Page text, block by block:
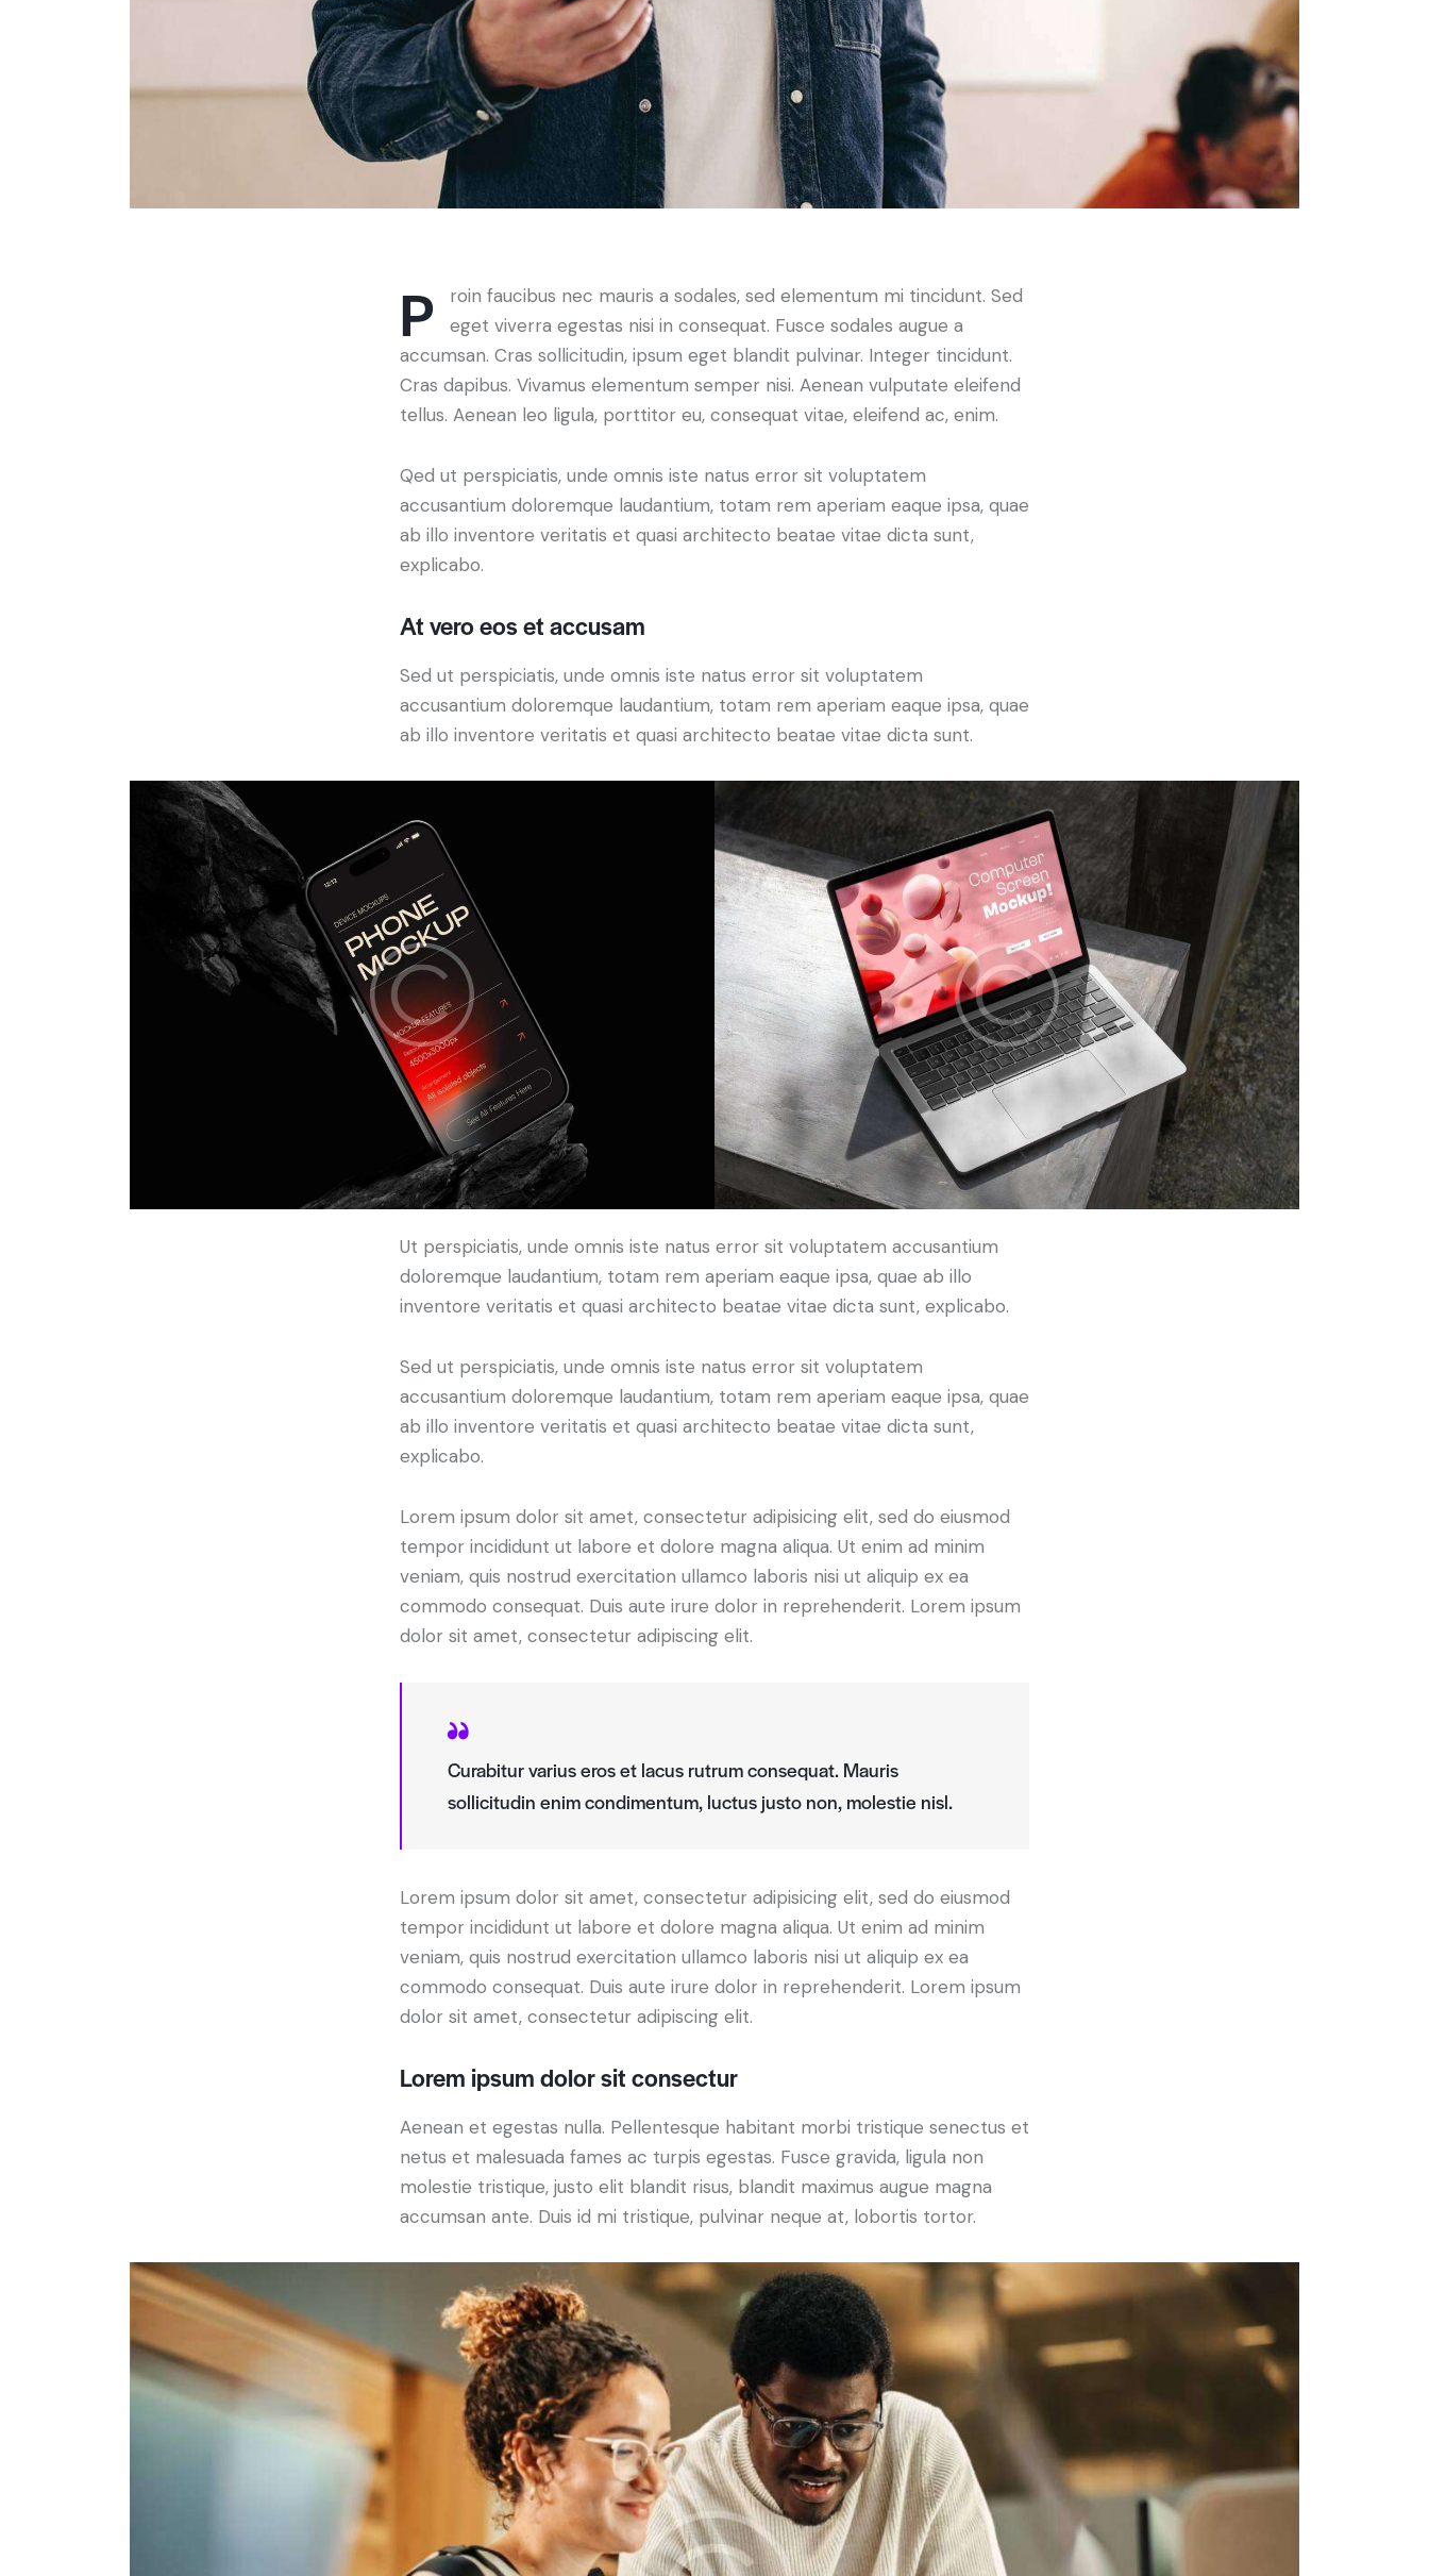
P
roin faucibus nec mauris a sodales, sed elementum mi tincidunt. Sed
eget viverra egestas nisi in consequat. Fusce sodales augue a
accumsan. Cras sollicitudin, ipsum eget blandit pulvinar. Integer tincidunt.
Cras dapibus. Vivamus elementum semper nisi. Aenean vulputate eleifend
tellus. Aenean leo ligula, porttitor eu, consequat vitae, eleifend ac, enim.
Qed ut perspiciatis, unde omnis iste natus error sit voluptatem
accusantium doloremque laudantium, totam rem aperiam eaque ipsa, quae
ab illo inventore veritatis et quasi architecto beatae vitae dicta sunt,
explicabo.
At vero eos et accusam
Sed ut perspiciatis, unde omnis iste natus error sit voluptatem
accusantium doloremque laudantium, totam rem aperiam eaque ipsa, quae
ab illo inventore veritatis et quasi architecto beatae vitae dicta sunt.
Ut perspiciatis, unde omnis iste natus error sit voluptatem accusantium
doloremque laudantium, totam rem aperiam eaque ipsa, quae ab illo
inventore veritatis et quasi architecto beatae vitae dicta sunt, explicabo.
Sed ut perspiciatis, unde omnis iste natus error sit voluptatem
accusantium doloremque laudantium, totam rem aperiam eaque ipsa, quae
ab illo inventore veritatis et quasi architecto beatae vitae dicta sunt,
explicabo.
Lorem ipsum dolor sit amet, consectetur adipisicing elit, sed do eiusmod
tempor incididunt ut labore et dolore magna aliqua. Ut enim ad minim
veniam, quis nostrud exercitation ullamco laboris nisi ut aliquip ex ea
commodo consequat. Duis aute irure dolor in reprehenderit. Lorem ipsum
dolor sit amet, consectetur adipiscing elit.
Curabitur varius eros et lacus rutrum consequat. Mauris
sollicitudin enim condimentum, luctus justo non, molestie nisl.
Lorem ipsum dolor sit amet, consectetur adipisicing elit, sed do eiusmod
tempor incididunt ut labore et dolore magna aliqua. Ut enim ad minim
veniam, quis nostrud exercitation ullamco laboris nisi ut aliquip ex ea
commodo consequat. Duis aute irure dolor in reprehenderit. Lorem ipsum
dolor sit amet, consectetur adipiscing elit.
Lorem ipsum dolor sit consectur
Aenean et egestas nulla. Pellentesque habitant morbi tristique senectus et
netus et malesuada fames ac turpis egestas. Fusce gravida, ligula non
molestie tristique, justo elit blandit risus, blandit maximus augue magna
accumsan ante. Duis id mi tristique, pulvinar neque at, lobortis tortor.